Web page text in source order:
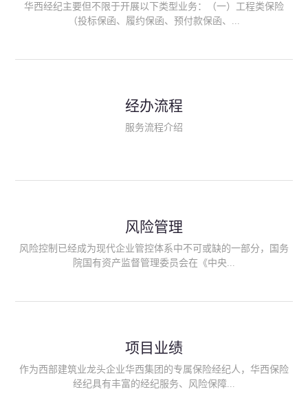
华西经纪主要但不限于开展以下类型业务：（一）工程类保险
（投标保函、履约保函、预付款保函、...
险、政府公共安全责任保险/自然灾害公众责任保险、精神病监护
人责任险、首台套/首版次保险、科技保险等）；（三）传统财产
险产品；（六）保险招投标业务。随着业务的开展，华西经纪会
供专业、优质的保险经纪服务。
经办流程
服务流程介绍
风险管理
风险控制已经成为现代企业管控体系中不可或缺的一部分，国务
院国有资产监督管理委员会在《中央...
能够为客户降低风险管理成本，提高经营效率；能够为企业提供
从风险评估、风险分析、风险防范、风险转移到灾后防损、索赔
等全方位、全过程、专家式的服务，拓展和深化由保险公司提供
项目业绩
作为西部建筑业龙头企业华西集团的专属保险经纪人，华西保险
经纪具有丰富的经纪服务、风险保障...